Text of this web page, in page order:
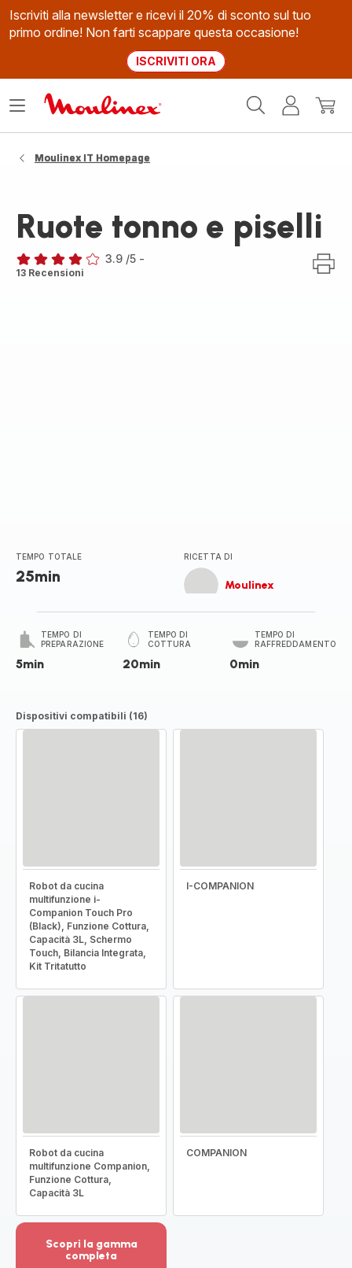
Iscriviti alla newsletter e ricevi il 20% di sconto sul tuo
primo ordine! Non farti scappare questa occasione!
ISCRIVITI ORA
Il
Apri
Moulinex IT Homepage
Ruote tonno e piselli
ratings.3.9
3.9 /5 -
13 Recensioni
TEMPO TOTALE
25min
RICETTA DI
Moulinex
TEMPO DI
PREPARAZIONE
5min
TEMPO DI
COTTURA
20min
TEMPO DI
RAFFREDDAMENTO
0min
Dispositivi compatibili (16)
Robot da cucina
multifunzione i-
Companion Touch Pro
(Black), Funzione Cottura,
Capacità 3L, Schermo
Touch, Bilancia Integrata,
Kit Tritatutto
I-COMPANION
Robot da cucina
multifunzione Companion,
Funzione Cottura,
Capacità 3L
COMPANION
Scopri la gamma
completa